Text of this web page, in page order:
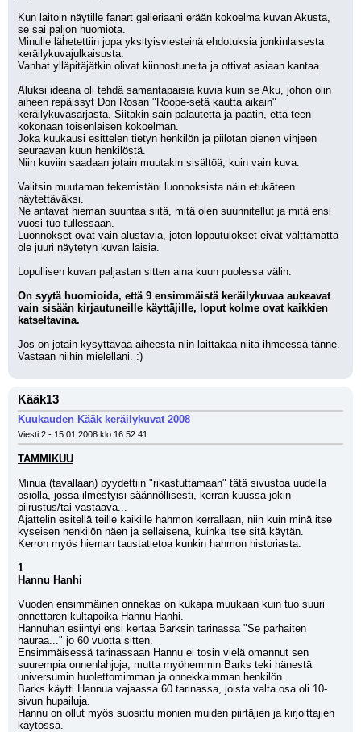
Kun laitoin näytille fanart galleriaani erään kokoelma kuvan Akusta,
se sai paljon huomiota.
Minulle lähetettiin jopa yksityisviesteinä ehdotuksia jonkinlaisesta
keräilykuvajulkaisusta.
Vanhat ylläpitäjätkin olivat kiinnostuneita ja ottivat asiaan kantaa.
Aluksi ideana oli tehdä samantapaisia kuvia kuin se Aku, johon olin
aiheen repäissyt Don Rosan "Roope-setä kautta aikain"
keräilykuvasarjasta. Siitäkin sain palautetta ja päätin, että teen
kokonaan toisenlaisen kokoelman.
Joka kuukausi esittelen tietyn henkilön ja piilotan pienen vihjeen
seuraavan kuun henkilöstä.
Niin kuviin saadaan jotain muutakin sisältöä, kuin vain kuva.
Valitsin muutaman tekemistäni luonnoksista näin etukäteen
näytettäväksi.
Ne antavat hieman suuntaa siitä, mitä olen suunnitellut ja mitä ensi
vuosi tuo tullessaan.
Luonnokset ovat vain alustavia, joten lopputulokset eivät välttämättä
ole juuri näytetyn kuvan laisia.
Lopullisen kuvan paljastan sitten aina kuun puolessa välin.
On syytä huomioida, että 9 ensimmäistä keräilykuvaa aukeavat
vain sisään kirjautuneille käyttäjille, loput kolme ovat kaikkien
katseltavina.
Jos on jotain kysyttävää aiheesta niin laittakaa niitä ihmeessä tänne.
Vastaan niihin mielelläni. :)
Kääk13
Kuukauden Kääk keräilykuvat 2008
Viesti 2 - 15.01.2008 klo 16:52:41
TAMMIKUU
Minua (tavallaan) pyydettiin "rikastuttamaan" tätä sivustoa uudella
osiolla, jossa ilmestyisi säännöllisesti, kerran kuussa jokin
piirustus/tai vastaava...
Ajattelin esitellä teille kaikille hahmon kerrallaan, niin kuin minä itse
kyseisen henkilön näen ja sellaisena, kuinka itse sitä käytän.
Kerron myös hieman taustatietoa kunkin hahmon historiasta.
1
Hannu Hanhi
Vuoden ensimmäinen onnekas on kukapa muukaan kuin tuo suuri
onnettaren kultapoika Hannu Hanhi.
Hannuhan esiintyi ensi kertaa Barksin tarinassa "Se parhaiten
nauraa..." jo 60 vuotta sitten.
Ensimmäisessä tarinassaan Hannu ei tosin vielä omannut sen
suurempia onnenlahjoja, mutta myöhemmin Barks teki hänestä
universumin huolettomimman ja onnekkaimman henkilön.
Barks käytti Hannua vajaassa 60 tarinassa, joista valta osa oli 10-
sivun hupailuja.
Hannu on ollut myös suosittu monien muiden piirtäjien ja kirjoittajien
käytössä.